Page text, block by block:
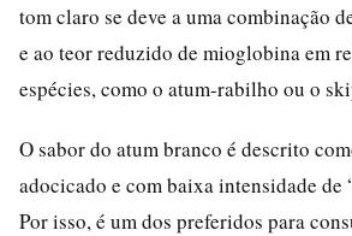
tom claro se deve a uma combinação
e ao teor reduzido de mioglobina em
espécies, como o atum-rabilho ou o
O sabor do atum branco é descrito
adocicado e com baixa intensidade de
Por isso, é um dos preferidos para